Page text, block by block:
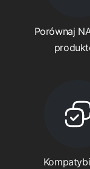
Porównaj